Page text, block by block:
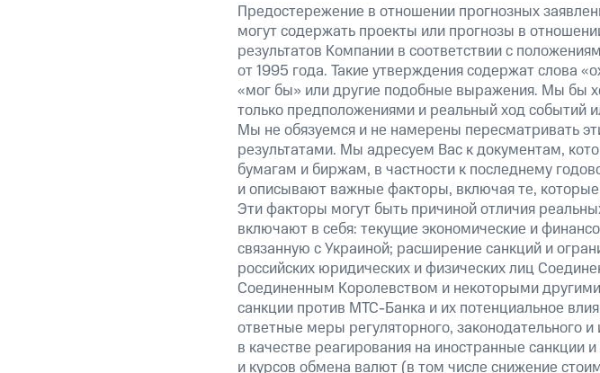
Предостережение в отношении прогнозных
могут содержать проекты или прогнозы в
результатов Компании в соответствии с
от 1995 года. Такие утверждения содержат слова
«мог бы» или другие подобные выражения. Мы бы
только предположениями и реальный ход событий
Мы не обязуемся и не намерены пересматривать
результатами. Мы адресуем Вас к документам,
бумагам и биржам, в частности к последнему
и описывают важные факторы, включая те,
Эти факторы могут быть причиной отличия
включают в себя: текущие экономические и
связанную с Украиной; расширение санкций и
российских юридических и физических лиц
Соединенным Королевством и некоторыми
санкции против МТС-Банка и их потенциальное
ответные меры регуляторного, законодательного
в качестве реагирования на иностранные санкции
и курсов обмена валют (в том числе снижение